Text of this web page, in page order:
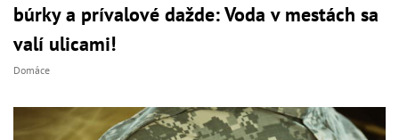
búrky a prívalové dažde: Voda v mestách sa
valí ulicami!
Domáce